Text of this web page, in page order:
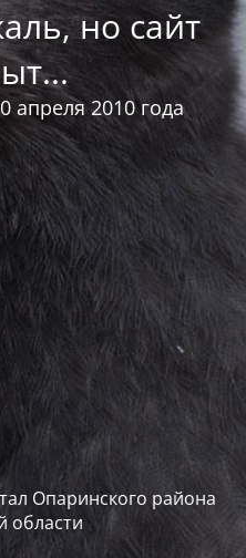
но сайт
апреля 2010 года
Опаринского района
области